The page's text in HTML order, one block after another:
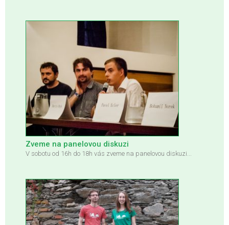
Zveme na panelovou diskuzi
V sobotu od 16h do 18h vás zveme na panelovou diskuzi...